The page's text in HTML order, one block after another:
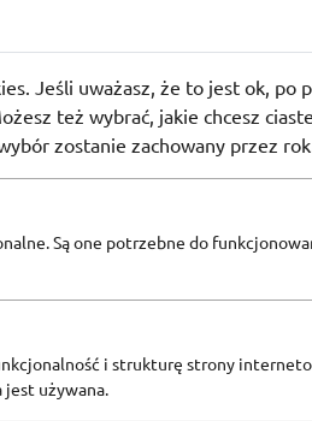
Converse
Programu Lojalnościowego
Converse
Jeśli uważasz, że to jest ok, po
też wybrać, jakie chcesz
zostanie zachowany przez
Są one potrzebne do
i strukturę strony
używana.